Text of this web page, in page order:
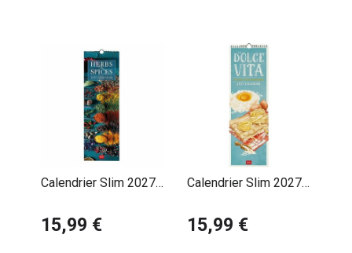
Calendrier Slim 2027
15,99 €
Calendrier Slim 2027
Dolce Vita
15,99 €